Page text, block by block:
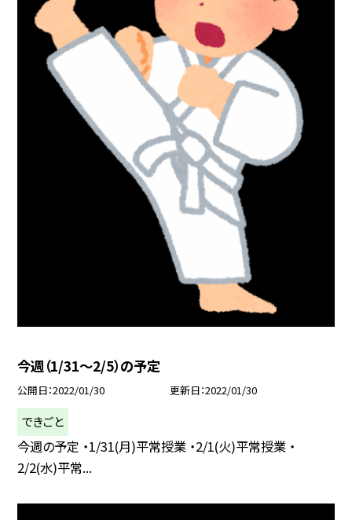
今週（1/31〜2/5）の予定
公開日 2022/01/30 更新日 2022/01/30
できごと
今週の予定 ・1/31(月)平常授業 ・2/1(火)平常授業 ・
2/2(水)平常...